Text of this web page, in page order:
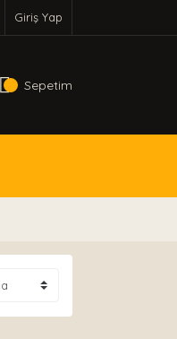
Giriş Yap
Sepetim